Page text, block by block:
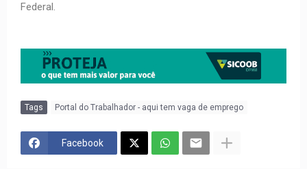
Federal.
Tags Portal do Trabalhador - aqui tem vaga de emprego
Facebook